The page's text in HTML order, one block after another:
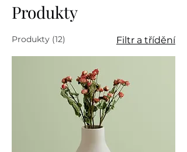
Produkty
Produkty (12) Filtr a třídění